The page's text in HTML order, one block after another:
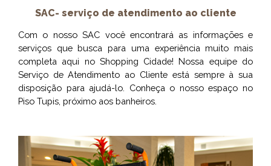
SAC- serviço de atendimento ao cliente
Com o nosso SAC você encontrará as informações e
serviços que busca para uma experiência muito mais
completa aqui no Shopping Cidade! Nossa equipe do
Serviço de Atendimento ao Cliente está sempre à sua
disposição para ajudá-lo. Conheça o nosso espaço no
Piso Tupis, próximo aos banheiros.